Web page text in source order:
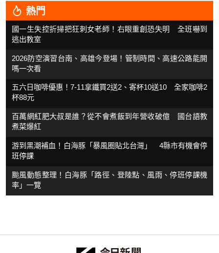
熱門
國一生失控折掃把狂刺女老師！右眼重創恐失明 全班嚇到
逃出教室
2026防空演習台南、高雄今登場！管制時間、高速公路能開
嗎一次看
五六日咖啡優惠！7-11拿鐵買2送2、寄杯10送10 全家咖啡2
杯88元
百萬網紅肥大叔是誰？從不會煮飯到年營收破億 國台語教
煮菜爆紅
游到黑潮補血！白海豚「暴風圈貼北台灣」 4縣市有機會停
班停課
颱風動態整理！白海豚「路徑、登陸點、風雨、停班停課機
率」一覽